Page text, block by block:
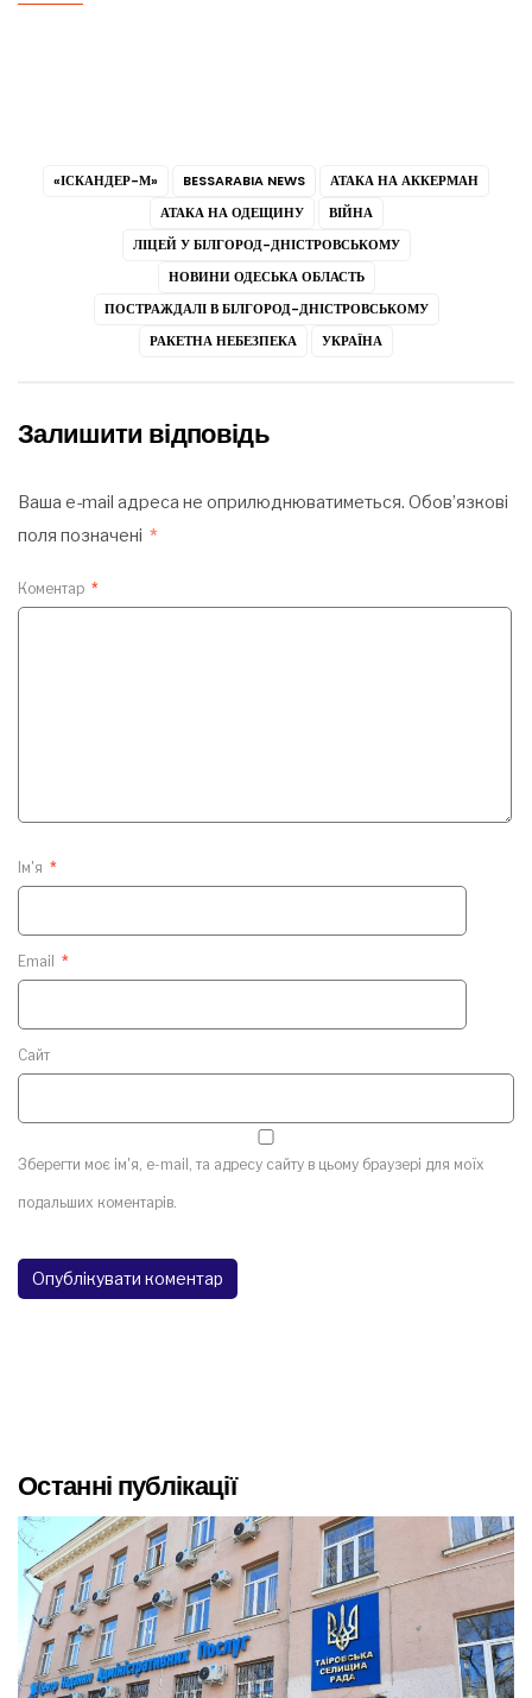
«ІСКАНДЕР-М» BESSARABIA NEWS
АТАКА НА АККЕРМАН
АТАКА НА ОДЕЩИНУ
ВІЙНА
ЛІЦЕЙ У БІЛГОРОД-ДНІСТРОВСЬКОМУ
НОВИНИ ОДЕСЬКА ОБЛАСТЬ
ПОСТРАЖДАЛІ В БІЛГОРОД-ДНІСТРОВСЬКОМУ
РАКЕТНА НЕБЕЗПЕКА
УКРАЇНА
Залишити відповідь
Ваша e-mail адреса не оприлюднюватиметься. Обов’язкові
поля позначені *
Коментар *
Ім'я *
Email *
Сайт
Зберегти моє ім'я, e-mail, та адресу сайту в цьому браузері для моїх
подальших коментарів.
Останні публікації